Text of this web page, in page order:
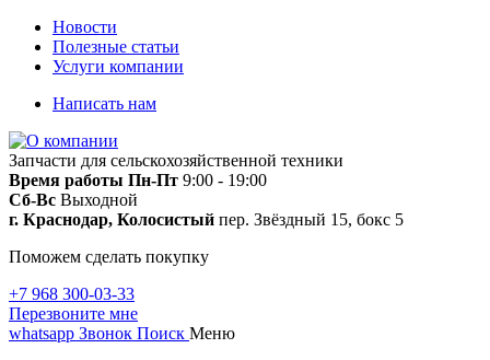
Новости
Полезные статьи
Услуги компании
Написать нам
Запчасти для сельскохозяйственной техники
Время работы Пн-Пт 9:00 - 19:00
Сб-Вс Выходной
г. Краснодар, Колосистый пер. Звёздный 15, бокс 5
Поможем сделать покупку
+7 968 300-03-33
Перезвоните мне
whatsapp Звонок Поиск Меню